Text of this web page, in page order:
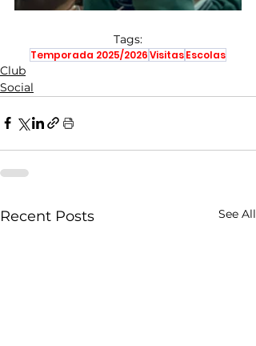
Tags:
Temporada 2025/2026VisitasEscolas
Club
Social
Recent Posts See All